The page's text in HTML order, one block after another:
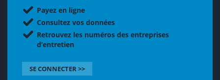
Payez en ligne
Consultez vos données
Retrouvez les numéros des entreprises
d’entretien
SE CONNECTER >>